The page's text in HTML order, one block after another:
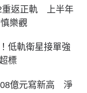
重返正軌 上半年
樂觀
低軌衛星接單強
標
億元寫新高 淨